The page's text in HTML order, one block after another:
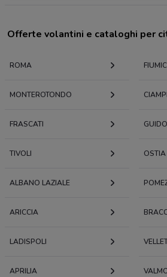
Offerte volantini e cataloghi per
ROMA
MONTEROTONDO
FRASCATI
TIVOLI OSTIA
ALBANO LAZIALE
ARICCIA
LADISPOLI
APRILIA